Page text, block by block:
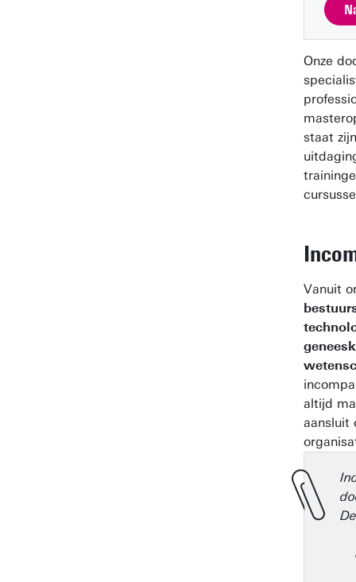
Onze
staat
Vanuit
altijd
aansluit